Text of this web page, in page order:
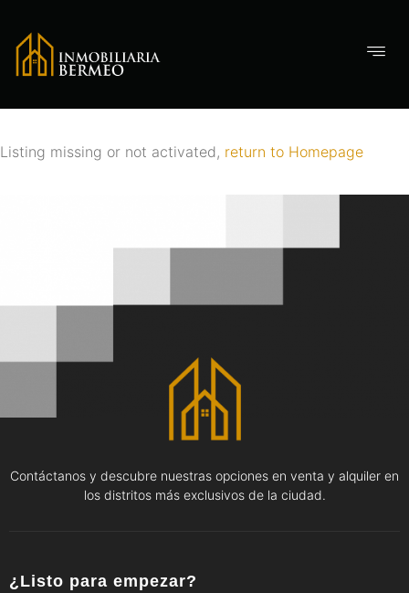
Listing missing or not activated, return to Homepage
Contáctanos y descubre nuestras opciones en venta y alquiler en
los distritos más exclusivos de la ciudad.
¿Listo para empezar?